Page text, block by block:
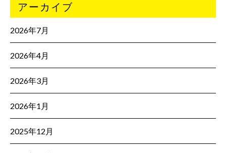
アーカイブ
2026年7月
2026年4月
2026年3月
2026年1月
2025年12月